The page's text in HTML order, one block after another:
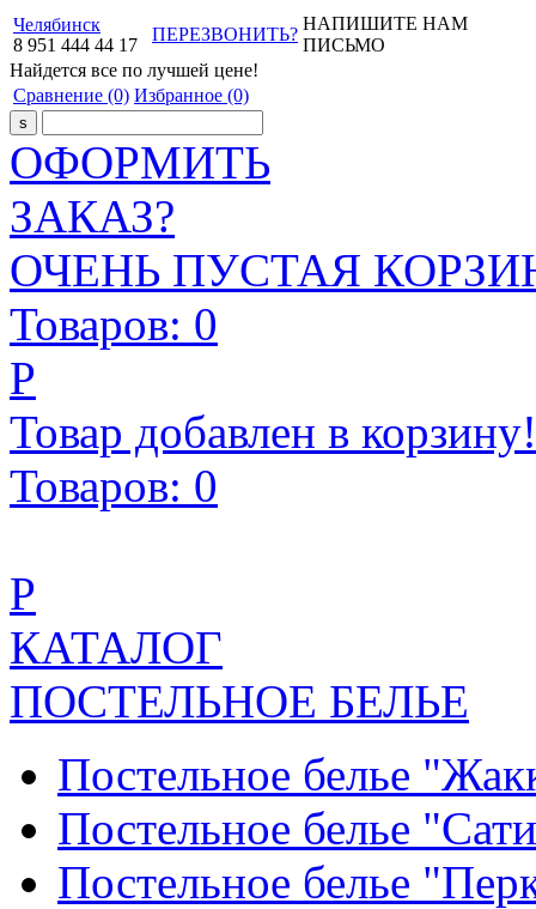
Челябинск
8 951 444 44 17
ПЕРЕЗВОНИТЬ?
НАПИШИТЕ НАМ
ПИСЬМО
Найдется все по лучшей цене!
Сравнение (0) Избранное (0)
ОФОРМИТЬ
ЗАКАЗ?
ОЧЕНЬ ПУСТАЯ
Товаров: 0
Р
Товар добавлен в корзину!
Товаров: 0
Р
КАТАЛОГ
ПОСТЕЛЬНОЕ БЕЛЬЕ
Постельное белье
Постельное белье
Постельное белье